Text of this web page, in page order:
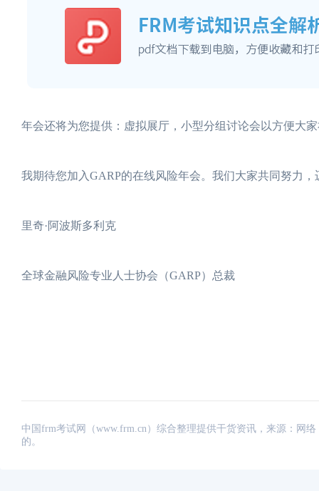
年会还将为您提供：虚拟展厅，小型分组讨论会以方便大
我期待您加入GARP的在线风险年会。我们大家共同努力
里奇·阿波斯多利克
全球金融风险专业人士协会（GARP）总裁
中国frm考试网（www.frm.cn）综合整理提供干货资讯，来源：网
的。